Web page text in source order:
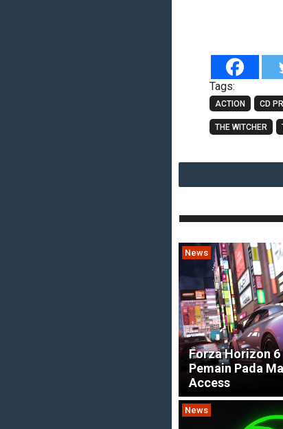
Tags:
ACTION CD
THE WITCHER
News
Forza Horizon
Pemain Pada
Access
News